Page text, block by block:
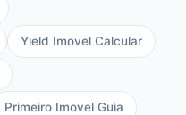
Yield Imovel Calcular
Primeiro Imovel Guia